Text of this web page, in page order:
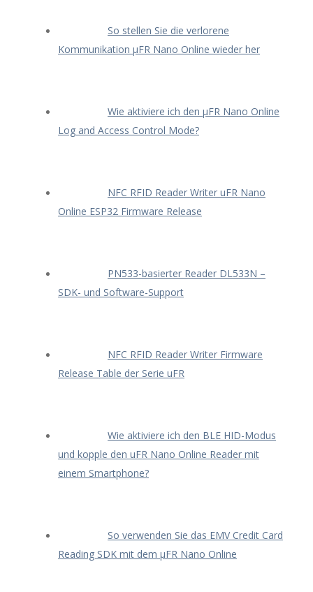
So stellen Sie die verlorene
Kommunikation μFR Nano Online wieder her
Wie aktiviere ich den μFR Nano Online
Log and Access Control Mode?
NFC RFID Reader Writer uFR Nano
Online ESP32 Firmware Release
PN533-basierter Reader DL533N –
SDK- und Software-Support
NFC RFID Reader Writer Firmware
Release Table der Serie uFR
Wie aktiviere ich den BLE HID-Modus
und kopple den uFR Nano Online Reader mit
einem Smartphone?
So verwenden Sie das EMV Credit Card
Reading SDK mit dem μFR Nano Online